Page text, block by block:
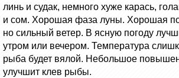
линь и судак, немного хуже карась,
и сом. Хорошая фаза луны. Хорошая
но сильный ветер. В ясную погоду
утром или вечером. Температура
рыба будет вялой. Небольшое
улучшит клев рыбы.